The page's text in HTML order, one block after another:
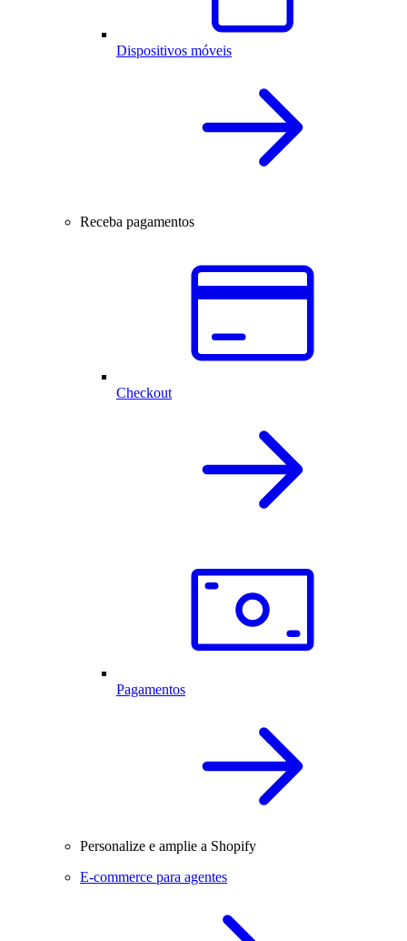
Dispositivos móveis
Receba pagamentos
Checkout
Pagamentos
Personalize e amplie a Shopify
E-commerce para agentes